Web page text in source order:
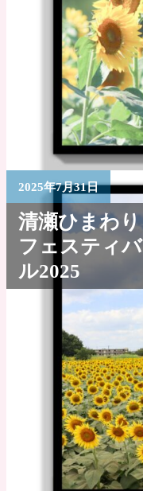
2025年7月31日
清瀬ひまわり
フェスティバ
ル2025